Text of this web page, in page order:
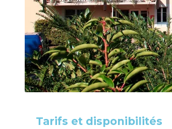
Tarifs et disponibilités